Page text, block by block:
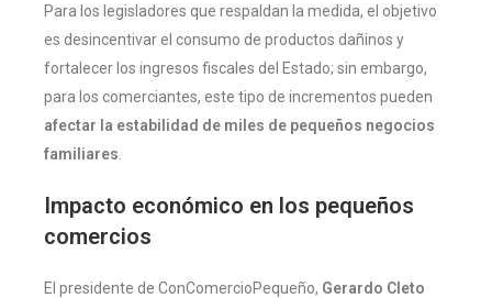
Para los legisladores que respaldan la medida, el objetivo
es desincentivar el consumo de productos dañinos y
fortalecer los ingresos fiscales del Estado; sin embargo,
para los comerciantes, este tipo de incrementos pueden
afectar la estabilidad de miles de pequeños negocios
familiares
Impacto económico en los pequeños
comercios
El presidente de ConComercioPequeño, Gerardo Cleto